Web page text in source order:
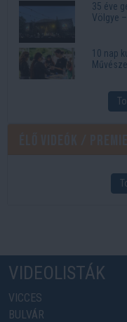
35 éve
Völgye
10 nap
VIDEOLISTÁK
VICCES
BULVÁR